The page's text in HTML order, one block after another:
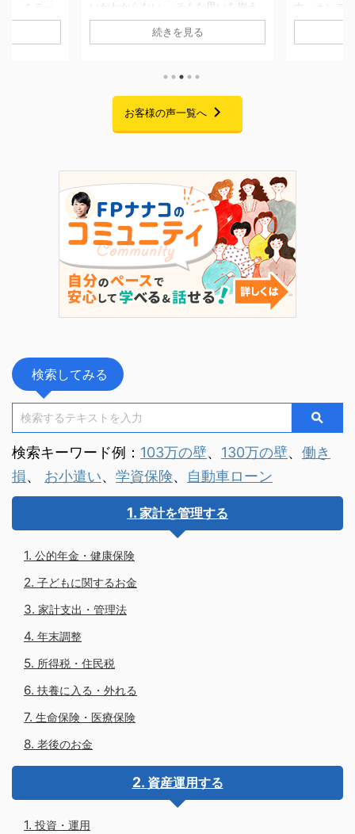
に移せない方は
家計改革プログラ
ました。 6 ...
中、オンデマンド配信にてお届けして
おりました「副業としてFP資格を活
用するFPキャリアセミナー」の配信
また熱意あふれる素晴らしいご感想を
たくさんお寄せいただきました。この
場を借りて、心より御礼申し上げま
す。 セミナーでお話ししたこと 私自
のすべてがゼロで、手元にあるのは
FP資格だけという状態からのスター
トでした。 今回のセミナーでは ...
続きを見る
AIで
お客様の声一覧へ
検索してみる
検索キーワード例： 103万の壁、 130万の壁、 働き
損、 お小遣い、 学資保険、 自動車ローン
家計を管理する
公的年金・健康保険
子どもに関するお金
家計支出・管理法
年末調整
所得税・住民税
扶養に入る・外れる
生命保険・医療保険
老後のお金
資産運用する
投資・運用